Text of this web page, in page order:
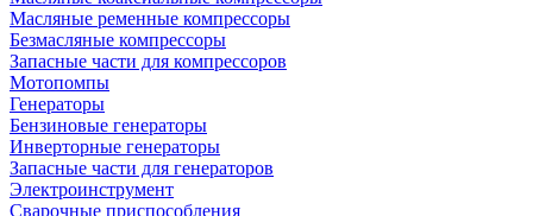
Масляные ременные компрессоры
Безмасляные компрессоры
Запасные части для компрессоров
Мотопомпы
Генераторы
Бензиновые генераторы
Инверторные генераторы
Запасные части для генераторов
Электроинструмент
Сварочные приспособления